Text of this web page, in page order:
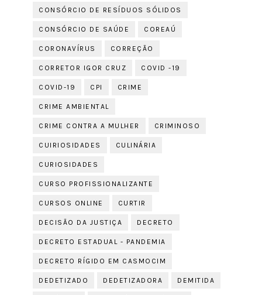
CONSÓRCIO DE RESÍDUOS SÓLIDOS
CONSÓRCIO DE SAÚDE COREAÚ
CORONAVÍRUS CORREÇÃO
CORRETOR IGOR CRUZ COVID -19
COVID-19 CPI CRIME
CRIME AMBIENTAL
CRIME CONTRA A MULHER CRIMINOSO
CUIRIOSIDADES CULINÁRIA
CURIOSIDADES
CURSO PROFISSIONALIZANTE
CURSOS ONLINE CURTIR
DECISÃO DA JUSTIÇA DECRETO
DECRETO ESTADUAL - PANDEMIA
DECRETO RÍGIDO EM CASMOCIM
DEDETIZADO DEDETIZADORA DEMITIDA